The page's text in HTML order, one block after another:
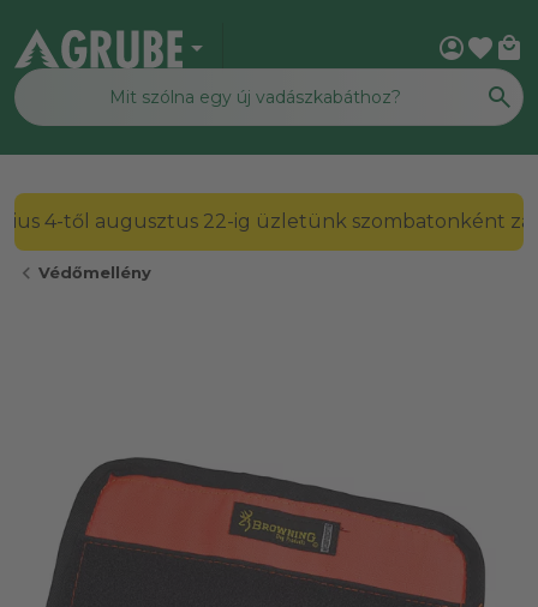
arrow_drop_down account_circlefavorite local_mall
2026. július 4-től augusztus 22-ig üzletünk
chevron_left Védőmellény